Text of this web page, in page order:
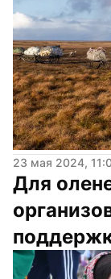
23 мая 2024,
Для